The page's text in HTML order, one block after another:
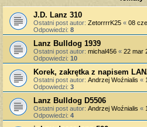
J.D. Lanz 310
Ostatni post autor: ZetorrrrK25 « 08
Odpowiedzi: 8
Lanz Bulldog 1939
Ostatni post autor: michal456 « 22 mar
Odpowiedzi: 10
Korek, zakrętka z napisem
Ostatni post autor: Andrzej Woźnialis «
Odpowiedzi: 3
Lanz Bulldog D5506
Ostatni post autor: Andrzej Woźnialis «
Odpowiedzi: 4